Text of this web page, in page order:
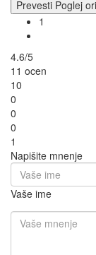
Prevesti Poglej
1
4.6/5
11 ocen
10
0
0
0
1
Napišite mnenje
Vaše ime